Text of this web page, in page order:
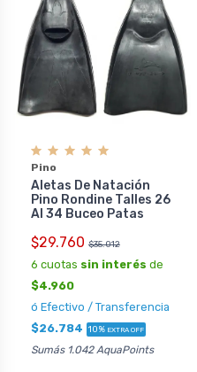
Pino
Aletas De Natación
Pino Rondine Talles 26
Al 34 Buceo Patas
$29.760 $35.012
6 cuotas sin interés de
$4.960
ó Efectivo / Transferencia
$26.784 10% EXTRA OFF
Sumás 1.042 AquaPoints